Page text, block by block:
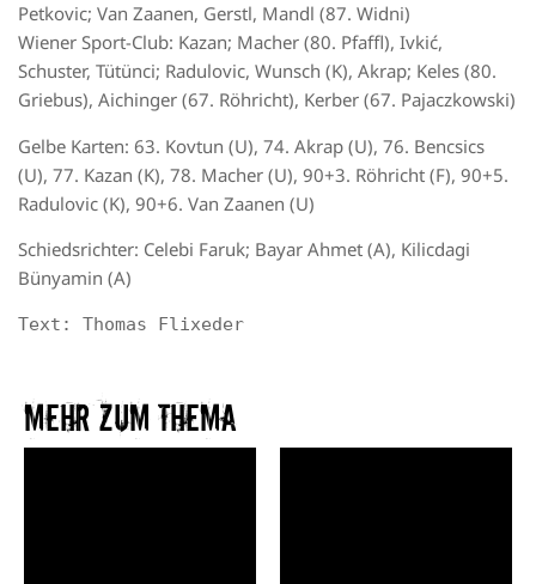
Petkovic; Van Zaanen, Gerstl, Mandl (87. Widni)
Wiener Sport-Club: Kazan; Macher (80. Pfaffl), Ivkić,
Schuster, Tütünci; Radulovic, Wunsch (K), Akrap; Keles (80.
Griebus), Aichinger (67. Röhricht), Kerber (67. Pajaczkowski)
Gelbe Karten: 63. Kovtun (U), 74. Akrap (U), 76. Bencsics
(U), 77. Kazan (K), 78. Macher (U), 90+3. Röhricht (F), 90+5.
Radulovic (K), 90+6. Van Zaanen (U)
Schiedsrichter: Celebi Faruk; Bayar Ahmet (A), Kilicdagi
Bünyamin (A)
Text: Thomas Flixeder
Mehr zum Thema​